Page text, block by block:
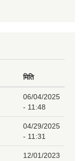
मिति
06/04/2025
- 11:48
04/29/2025
- 11:31
12/01/2023